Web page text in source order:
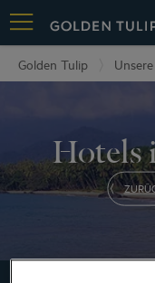
Golden Tulip
Hotels